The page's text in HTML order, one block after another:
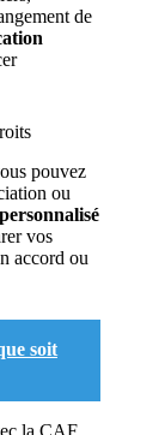
de
pouvez
ou
vos
accord ou
soit
la CAF